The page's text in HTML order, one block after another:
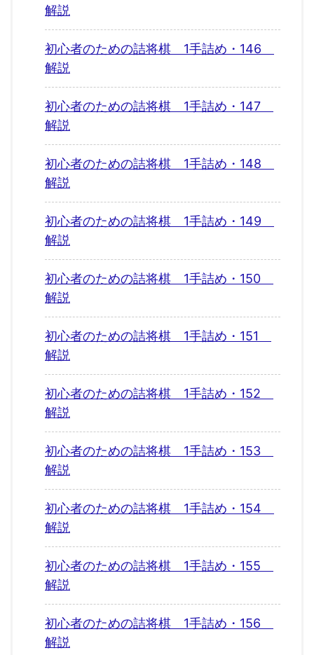
解説
初心者のための詰将棋 1手詰め・146
解説
初心者のための詰将棋 1手詰め・147
解説
初心者のための詰将棋 1手詰め・148
解説
初心者のための詰将棋 1手詰め・149
解説
初心者のための詰将棋 1手詰め・150
解説
初心者のための詰将棋 1手詰め・151
解説
初心者のための詰将棋 1手詰め・152
解説
初心者のための詰将棋 1手詰め・153
解説
初心者のための詰将棋 1手詰め・154
解説
初心者のための詰将棋 1手詰め・155
解説
初心者のための詰将棋 1手詰め・156
解説